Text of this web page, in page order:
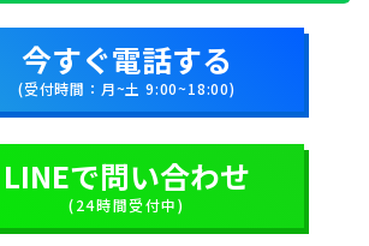
今すぐ電話する
(受付時間：月~土 9:00~18:00)
LINEで問い合わせ
(24時間受付中)